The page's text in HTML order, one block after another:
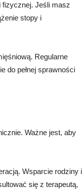
fizycznej. Jeśli masz
stopy i
Regularne
do pełnej sprawności
Ważne jest, aby
Wsparcie rodziny i
się z terapeutą,